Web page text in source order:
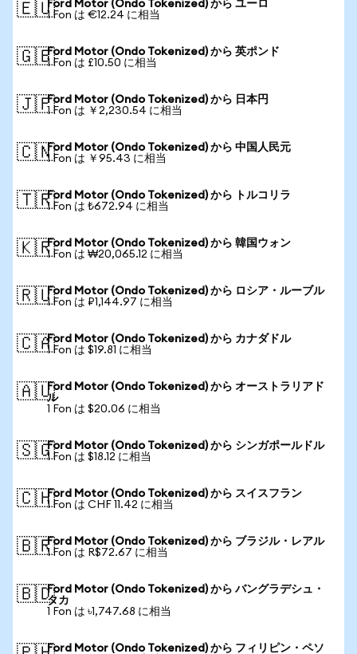
🇪🇺Ford Motor (Ondo Tokenized) から ユーロ
1 Fon は €12.24 に相当
🇬🇧Ford Motor (Ondo Tokenized) から 英ポンド
1 Fon は £10.50 に相当
🇯🇵Ford Motor (Ondo Tokenized) から 日本円
1 Fon は ￥2,230.54 に相当
🇨🇳Ford Motor (Ondo Tokenized) から 中国人民元
1 Fon は ￥95.43 に相当
🇹🇷Ford Motor (Ondo Tokenized) から トルコリラ
1 Fon は ₺672.94 に相当
🇰🇷Ford Motor (Ondo Tokenized) から 韓国ウォン
1 Fon は ₩20,065.12 に相当
🇷🇺Ford Motor (Ondo Tokenized) から ロシア・ルーブル
1 Fon は ₽1,144.97 に相当
🇨🇦Ford Motor (Ondo Tokenized) から カナダドル
1 Fon は $19.81 に相当
🇦🇺Ford Motor (Ondo Tokenized) から オーストラリアド
ル
1 Fon は $20.06 に相当
🇸🇬Ford Motor (Ondo Tokenized) から シンガポールドル
1 Fon は $18.12 に相当
🇨🇭Ford Motor (Ondo Tokenized) から スイスフラン
1 Fon は CHF 11.42 に相当
🇧🇷Ford Motor (Ondo Tokenized) から ブラジル・レアル
1 Fon は R$72.67 に相当
🇧🇩Ford Motor (Ondo Tokenized) から バングラデシュ・
タカ
1 Fon は ৳1,747.68 に相当
Ford Motor (Ondo Tokenized) から フィリピン・ペソ